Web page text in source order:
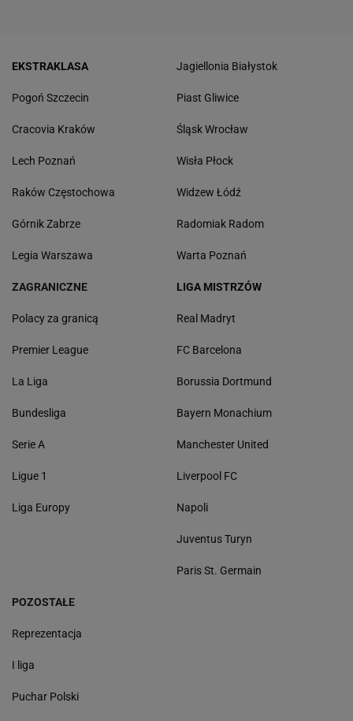
EKSTRAKLASA
Pogoń Szczecin
Cracovia Kraków
Lech Poznań
Raków Częstochowa
Górnik Zabrze
Legia Warszawa
Jagiellonia Białystok
Piast Gliwice
Śląsk Wrocław
Wisła Płock
Widzew Łódź
Radomiak Radom
Warta Poznań
ZAGRANICZNE
Polacy za granicą
Premier League
La Liga
Bundesliga
Serie A
Ligue 1
Liga Europy
LIGA MISTRZÓW
Real Madryt
FC Barcelona
Borussia Dortmund
Bayern Monachium
Manchester United
Liverpool FC
Napoli
Juventus Turyn
Paris St. Germain
POZOSTAŁE
Reprezentacja
I liga
Puchar Polski